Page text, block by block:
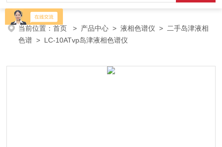
室产品。
当前位置：首页 > 产品中心 >液相色谱仪 > 二手岛津液相
色谱 > LC-10ATvp岛津液相色谱仪